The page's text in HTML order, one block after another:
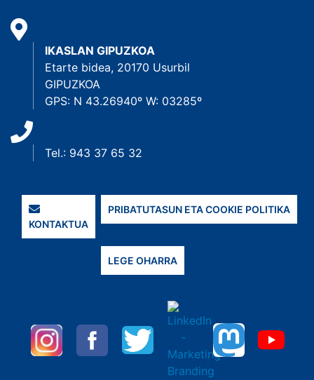
IKASLAN GIPUZKOA
Etarte bidea, 20170 Usurbil
GIPUZKOA
GPS: N 43.26940º W: 03285º
Tel.: 943 37 65 32
KONTAKTUA
PRIBATUTASUN ETA COOKIE POLITIKA
LEGE OHARRA